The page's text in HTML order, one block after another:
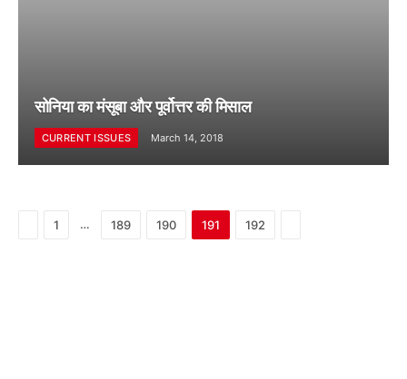
सोनिया का मंसूबा और पूर्वोत्तर की मिसाल
CURRENT ISSUES March 14, 2018
Previous
1 … 189 190 191 192